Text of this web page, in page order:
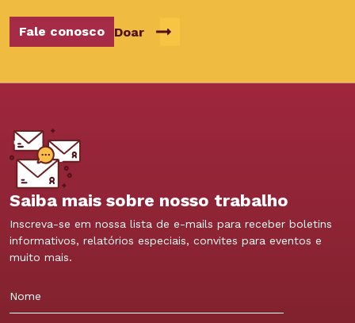
Fale conosco Doar
Saiba mais sobre nosso trabalho
Inscreva-se em nossa lista de e-mails para receber boletins
informativos, relatórios especiais, convites para eventos e
muito mais.